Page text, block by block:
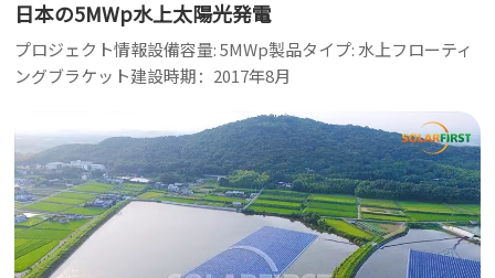
日本の5MWp水上太陽光発電
プロジェクト情報設備容量: 5MWp製品タイプ: 水上フローティ
ングブラケット建設時期：2017年8月